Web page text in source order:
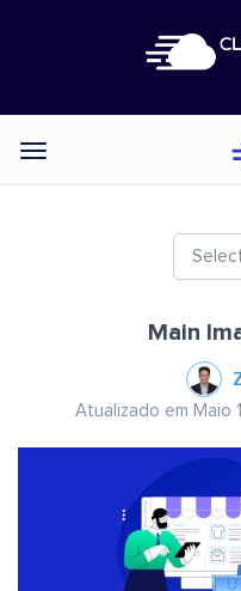
Categories
Main
Atualizado em Maio